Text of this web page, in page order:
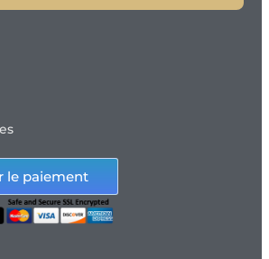
le paiement